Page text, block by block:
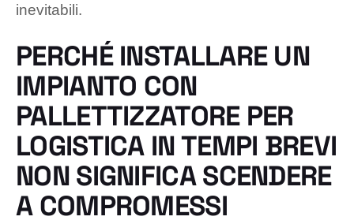
inevitabili.
PERCHÉ INSTALLARE UN
IMPIANTO CON
PALLETTIZZATORE PER
LOGISTICA IN TEMPI BREVI
NON SIGNIFICA SCENDERE
A COMPROMESSI